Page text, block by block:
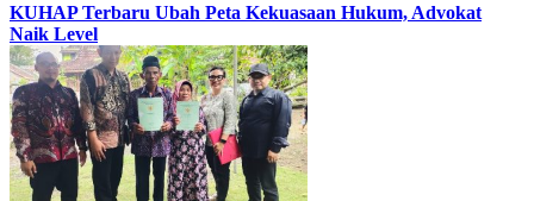
KUHAP Terbaru Ubah Peta Kekuasaan Hukum, Advokat
Naik Level